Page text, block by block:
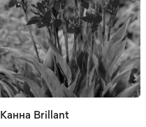
Канна Brillant